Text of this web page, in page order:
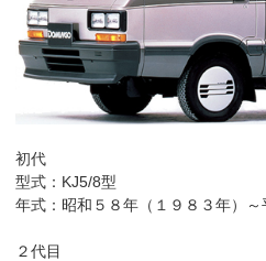
初代
型式：KJ5/8型
年式：昭和５８年（１９８３年）～
２代目